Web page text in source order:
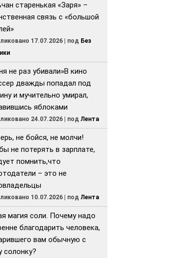
старенькая «Заря» –
связь с «большой
17.07.2026 | под Без
не раз убивали»В кино
дважды попадал под
и мучительно умирал,
яблоками
24.07.2026 | под Лента
не бойся, не молчи!
не потерять в зарплате,
помнить,что
– это не
10.07.2026 | под Лента
магия соли. Почему надо
благодарить человека,
вам обычную с
солонку?